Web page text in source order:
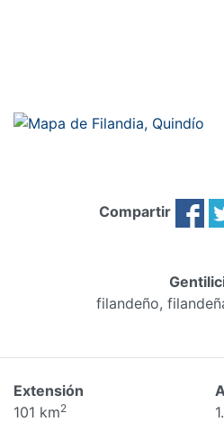
Compartir
filandeño,
Extensión
101 km2